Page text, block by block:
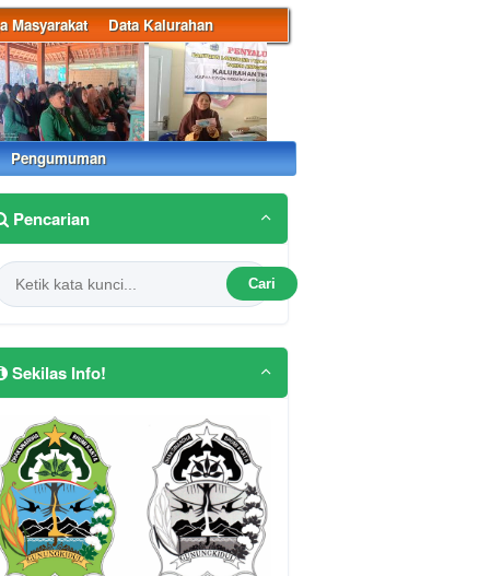
Masyarakat Data Kalurahan
Pengumuman
Pencarian
Cari
Sekilas Info!